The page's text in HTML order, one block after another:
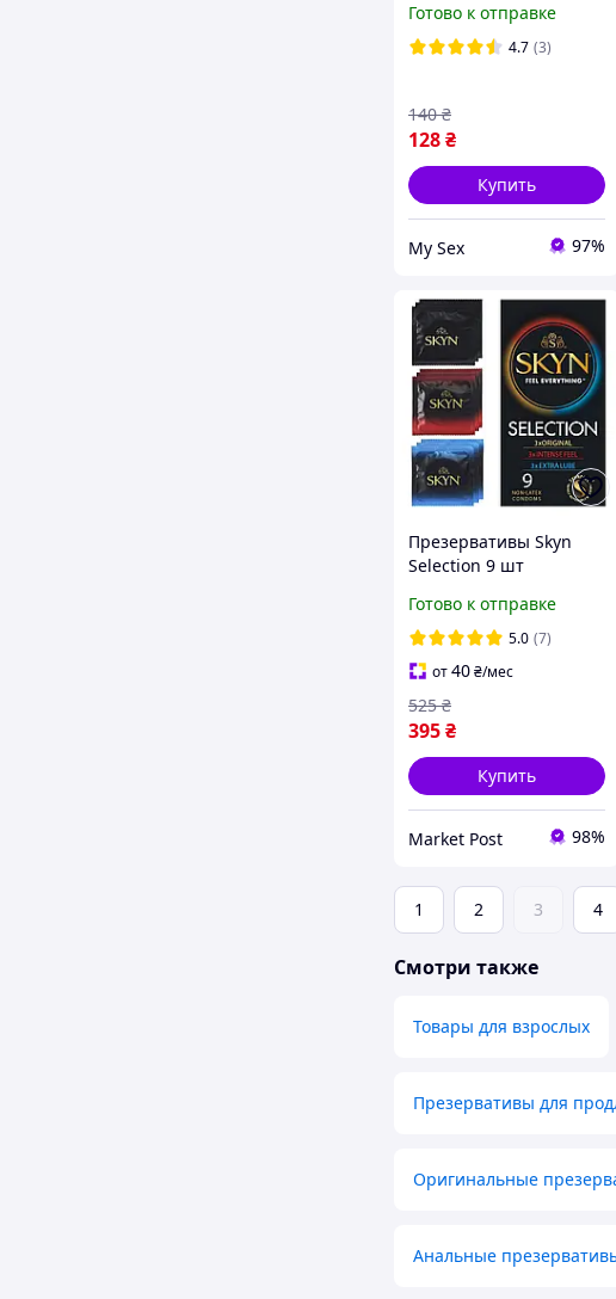
гиалуроновой смазкой
10 шт
Готово к отправке
4.7 (3)
128₴
140 ₴
Купить
My Sex 97%
Презервативы Skyn
Selection 9 шт
презервативы 3 вида в
коробке
Готово к отправке
5.0 (7)
от40₴/мес
395₴
525 ₴
Купить
Market Post 98%
1 2 3 4
Смотри также
Товары для взрослых
Презервативы для
Оригинальные
Анальные